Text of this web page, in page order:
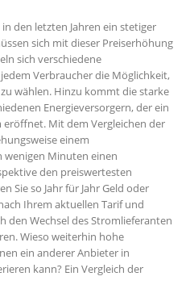
den letzten Jahren ein stetiger
sich mit dieser Preiserhöhung
sich verschiedene
Verbraucher die Möglichkeit,
wählen. Hinzu kommt die starke
Energieversorgern, der ein
Mit dem Vergleichen der
einem
wenigen Minuten einen
den preiswertesten
Sie so Jahr für Jahr Geld oder
Ihrem aktuellen Tarif und
den Wechsel des Stromlieferanten
Wieso weiterhin hohe
ein anderer Anbieter in
kann? Ein Vergleich der